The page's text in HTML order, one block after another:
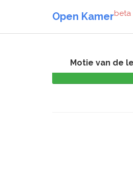
Open Kamerbeta
Motie van de